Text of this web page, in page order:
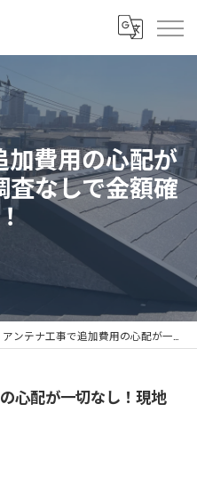
費用の心配が
なしで金額確
アンテナ工事で追加費用の心配が一切なし！現地調査なしで金額確定！
心配が一切なし！現地